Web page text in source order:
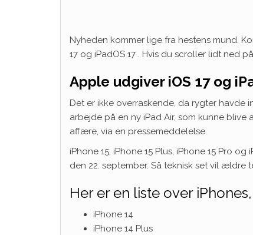
Nyheden kommer lige fra hestens mund.
17 og iPadOS 17 . Hvis du scroller lidt ned
Apple udgiver iOS 17 og
Det er ikke overraskende, da rygter havde
arbejde på en ny iPad Air, som kunne
affære, via en pressemeddelelse.
iPhone 15, iPhone 15 Plus, iPhone 15 Pro
den 22. september. Så teknisk set vil
Her er en liste over
iPhone 14
iPhone 14 Plus